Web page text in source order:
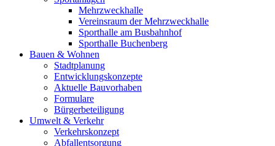
Mehrzweckhalle
Vereinsraum der Mehrzweckhalle
Sporthalle am Busbahnhof
Sporthalle Buchenberg
Bauen & Wohnen
Stadtplanung
Entwicklungskonzepte
Aktuelle Bauvorhaben
Formulare
Bürgerbeteiligung
Umwelt & Verkehr
Verkehrskonzept
Abfallentsorgung